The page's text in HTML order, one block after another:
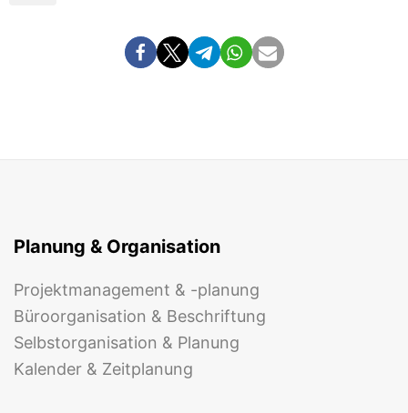
Planung & Organisation
Projektmanagement & -planung
Büroorganisation & Beschriftung
Selbstorganisation & Planung
Kalender & Zeitplanung